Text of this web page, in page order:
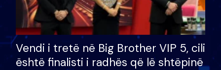
Vendi i tretë në Big Brother VIP 5, cili
është finalisti i radhës që lë shtëpinë